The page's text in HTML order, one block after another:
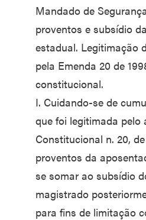
Mandado de
proventos e subsídio
estadual. Legitimação
pela Emenda 20 de
constitucional.
I. Cuidando-se de
que foi legitimada pelo
Constitucional n. 20,
proventos da
se somar ao subsídio
magistrado
para fins de limitação